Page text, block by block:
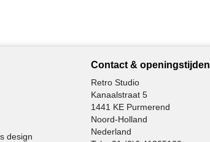
design
Contact & openingstijden
Retro Studio
Kanaalstraat 5
1441 KE Purmerend
Noord-Holland
Nederland